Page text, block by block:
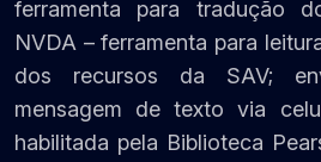
ferramenta para tradução
NVDA – ferramenta para
dos recursos da SAV;
mensagem de texto via
habilitada pela Biblioteca